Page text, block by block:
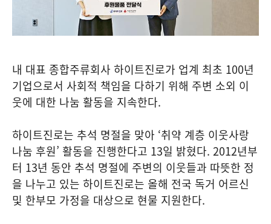
내 대표 종합주류회사 하이트진로가 업계 최초 100년
기업으로서 사회적 책임을 다하기 위해 주변 소외 이
웃에 대한 나눔 활동을 지속한다.
하이트진로는 추석 명절을 맞아 ‘취약 계층 이웃사랑
나눔 후원’ 활동을 진행한다고 13일 밝혔다. 2012년부
터 13년 동안 추석 명절에 주변의 이웃들과 따뜻한 정
을 나누고 있는 하이트진로는 올해 전국 독거 어르신
및 한부모 가정을 대상으로 현물 지원한다.